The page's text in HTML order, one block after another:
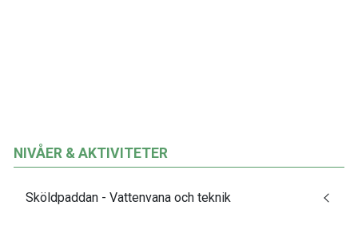
NIVÅER & AKTIVITETER
Sköldpaddan - Vattenvana och teknik